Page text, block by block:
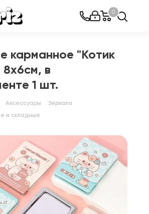
0
карманное "Котик
в
1 шт.
Аксессуары
Зеркала
и складные